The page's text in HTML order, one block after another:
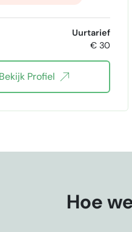
specialist REST API
Uurtarief
€ 30
Bekijk Profiel
Hoe